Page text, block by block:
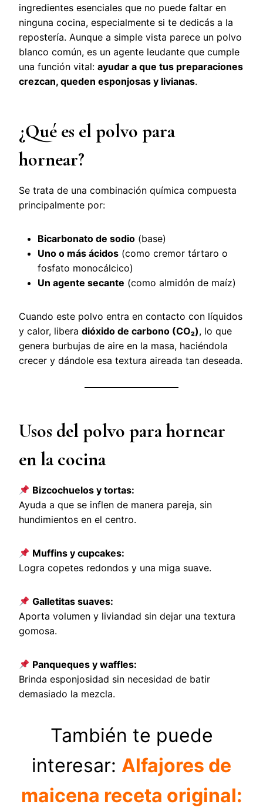
ingredientes esenciales que no puede faltar en
ninguna cocina, especialmente si te dedicás a la
repostería. Aunque a simple vista parece un polvo
blanco común, es un agente leudante que cumple
una función vital: ayudar a que tus preparaciones
crezcan, queden esponjosas y livianas.
¿Qué es el polvo para
hornear?
Se trata de una combinación química compuesta
principalmente por:
Bicarbonato de sodio (base)
Uno o más ácidos (como cremor tártaro o
fosfato monocálcico)
Un agente secante (como almidón de maíz)
Cuando este polvo entra en contacto con líquidos
y calor, libera dióxido de carbono (CO₂), lo que
genera burbujas de aire en la masa, haciéndola
crecer y dándole esa textura aireada tan deseada.
Usos del polvo para hornear
en la cocina
Bizcochuelos y tortas:
Ayuda a que se inflen de manera pareja, sin
hundimientos en el centro.
Muffins y cupcakes:
Logra copetes redondos y una miga suave.
Galletitas suaves:
Aporta volumen y liviandad sin dejar una textura
gomosa.
Panqueques y waffles:
Brinda esponjosidad sin necesidad de batir
demasiado la mezcla.
También te puede
interesar: Alfajores de
maicena receta original: